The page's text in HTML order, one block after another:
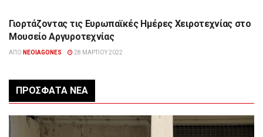
ΠΟΛΙΤΙΣΜΌΣ
Γιορτάζοντας τις Ευρωπαϊκές Ημέρες Χειροτεχνίας στο
Μουσείο Αργυροτεχνίας
ΑΠΌ NEOIAGONES 28 ΜΑΡΤΊΟΥ 2022
ΠΡΌΣΦΑΤΑ ΝΈΑ